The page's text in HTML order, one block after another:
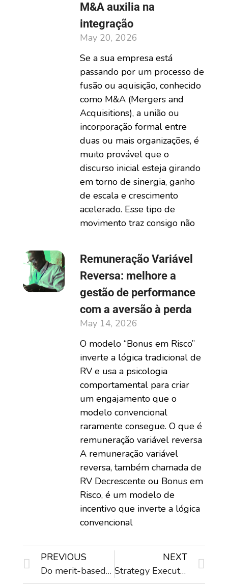
M&A auxilia na
integração
May 20, 2026
Se a sua empresa está
passando por um processo de
fusão ou aquisição, conhecido
como M&A (Mergers and
Acquisitions), a união ou
incorporação formal entre
duas ou mais organizações, é
muito provável que o
discurso inicial esteja girando
em torno de sinergia, ganho
de escala e crescimento
acelerado. Esse tipo de
movimento traz consigo não
Remuneração Variável
Reversa: melhore a
gestão de performance
com a aversão à perda
May 14, 2026
O modelo “Bonus em Risco”
inverte a lógica tradicional de
RV e usa a psicologia
comportamental para criar
um engajamento que o
modelo convencional
raramente consegue. O que é
remuneração variável reversa
A remuneração variável
reversa, também chamada de
RV Decrescente ou Bonus em
Risco, é um modelo de
incentivo que inverte a lógica
convencional
PREVIOUS
Do merit-based reward systems really work?
NEXT
Strategy Execution Summit 2015